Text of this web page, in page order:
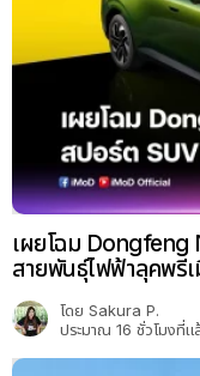
เผยโฉม Dongfeng
สายพันธุ์ไฟฟ้าลุคพรี
โดย Sakura P.
ประมาณ 16 ชั่วโมงที่แ